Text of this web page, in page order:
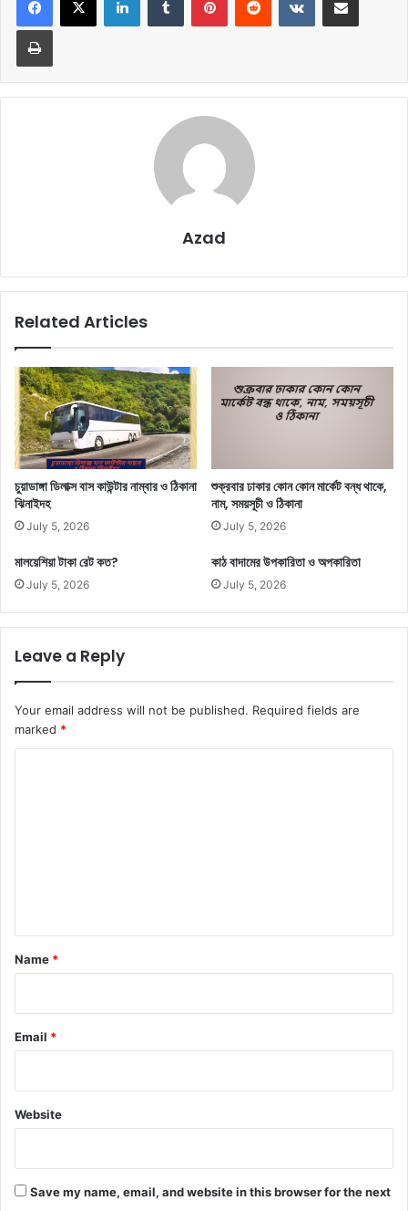
Print
Azad
Related Articles
চুয়াডাঙ্গা ডিলাক্স বাস কাউন্টার নাম্বার ও ঠিকানা
ঝিনাইদহ
July 5, 2026
শুক্রবার ঢাকার কোন কোন মার্কেট বন্ধ থাকে,
নাম, সময়সূচী ও ঠিকানা
July 5, 2026
মালয়েশিয়া টাকা রেট কত?
July 5, 2026
কাঠ বাদামের উপকারিতা ও অপকারিতা
July 5, 2026
Leave a Reply
Your email address will not be published. Required fields are
marked *
*
Name *
Email *
Website
Save my name, email, and website in this browser for the next